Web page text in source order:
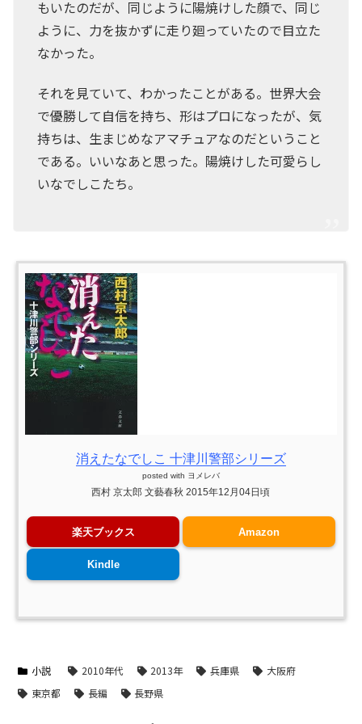
もいたのだが、同じように陽焼けした顔で、同じ
ように、力を抜かずに走り廻っていたので目立た
なかった。
それを見ていて、わかったことがある。世界大会
で優勝して自信を持ち、形はプロになったが、気
持ちは、生まじめなアマチュアなのだということ
である。いいなあと思った。陽焼けした可愛らし
いなでしこたち。
消えたなでしこ 十津川警部シリーズ
posted with ヨメレバ
西村 京太郎 文藝春秋 2015年12月04日頃
楽天ブックス Amazon
Kindle
小説 2010年代 2013年 兵庫県
大阪府
東京都
長編 長野県